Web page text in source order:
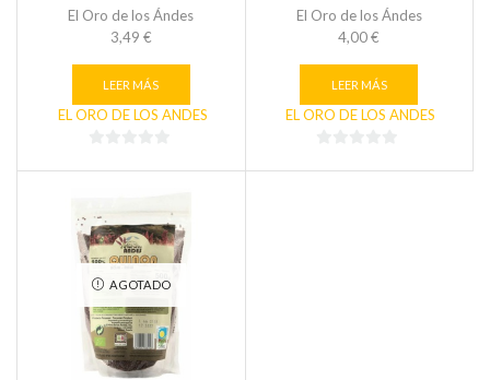
El Oro de los Ándes
3,49 €
LEER MÁS
EL ORO DE LOS ANDES
El Oro de los Ándes
4,00€
LEER MÁS
EL ORO DE LOS ANDES
AGOTADO